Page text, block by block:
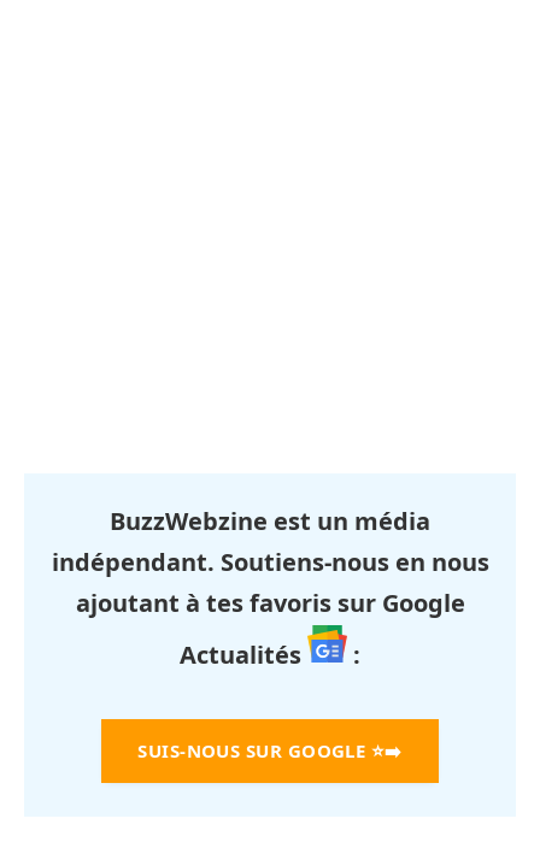
BuzzWebzine est un média
indépendant. Soutiens-nous en nous
ajoutant à tes favoris sur Google
Actualités
:
SUIS-NOUS SUR GOOGLE ⭐➡️